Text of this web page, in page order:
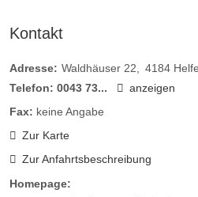
Kontakt
Adresse: Waldhäuser 22 4184
Telefon: 0043 73...
anzeigen
Fax: keine Angabe
Zur Karte
Zur Anfahrtsbeschreibung
Homepage: